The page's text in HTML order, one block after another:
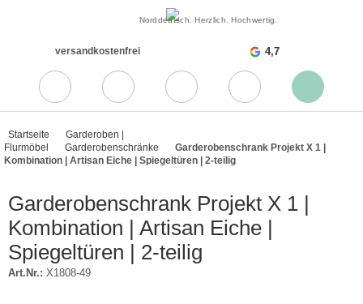
Norddeutsch. Herzlich. Hochwertig.
versandkostenfrei 4,7
Startseite
Garderoben |
Flurmöbel
Garderobenschränke
Garderobenschrank Projekt X 1 |
Kombination | Artisan Eiche | Spiegeltüren | 2-teilig
Garderobenschrank Projekt X 1 |
Kombination | Artisan Eiche |
Spiegeltüren | 2-teilig
Art.Nr.: X1808-49